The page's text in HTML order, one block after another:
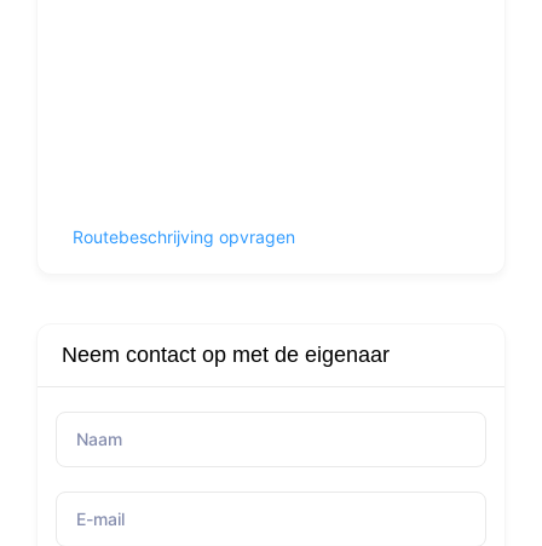
Routebeschrijving opvragen
Neem contact op met de eigenaar